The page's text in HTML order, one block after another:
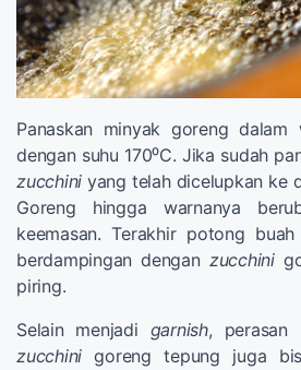
Panaskan minyak goreng dalam
dengan suhu 170⁰C. Jika sudah
zucchini yang telah dicelupkan ke
Goreng hingga warnanya
keemasan. Terakhir potong
berdampingan dengan zucchini
piring.
Selain menjadi garnish, perasan
zucchini goreng tepung juga